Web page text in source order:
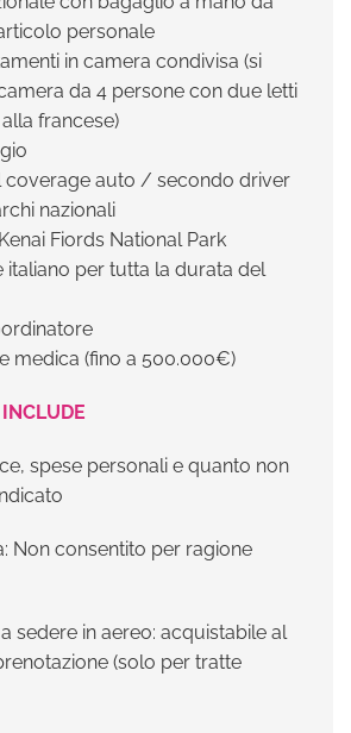
personale
in camera condivisa (si
da 4 persone con due letti
francese)
coverage auto / secondo driver
nazionali
Fiords National Park
italiano per tutta la durata del
medica (fino a 500.000€)
spese personali e quanto non
Non consentito per ragione
sedere in aereo: acquistabile al
(solo per tratte